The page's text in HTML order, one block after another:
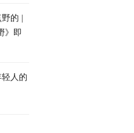
的 |
》即
人的